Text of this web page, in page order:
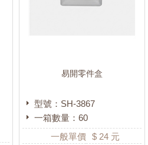
易開零件盒
型號：SH-3867
一箱數量：60
一般單價 $ 24 元